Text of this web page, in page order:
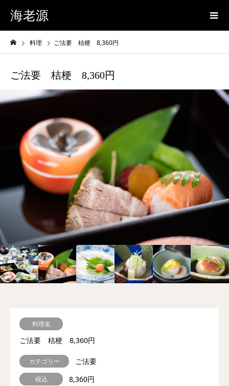
海老源
料理 ご法要 桔梗 8,360円
ご法要 桔梗 8,360円
料理名
ご法要 桔梗 8,360円
カテゴリー ご法要
税込 8,360円